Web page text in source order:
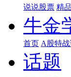
说说股票 精
牛金
首页 A股特
话题